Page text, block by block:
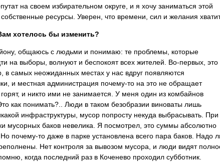
на своем избирательном округе, и я хочу заниматься этой
ресурсы. Уверен, что времени, сил и желания
хотелось бы изменить?
общаюсь с людьми и понимаю: те проблемы, которые
на выборы, волнуют и беспокоят всех жителей. Во-первых, это
в самых неожиданных местах у нас вдруг появляются
и местная администрация почему-то на это не обращает
и никто ими не занимается. У меня один из комбайнов
как понимать?.. Люди в таком безобразии виноваты лишь
инфраструктуры, мусор попросту некуда выбрасывать. При
мусорных баков невелика. Я посмотрел, это суммы абсолютно
почему-то даже в парке установлена всего пара баков. Надо
Нет контроля за вывозом мусора, и люди видят
когда последний раз в Коченево проходил субботник.